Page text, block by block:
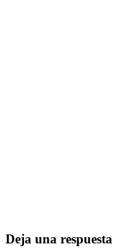
Deja una respuesta